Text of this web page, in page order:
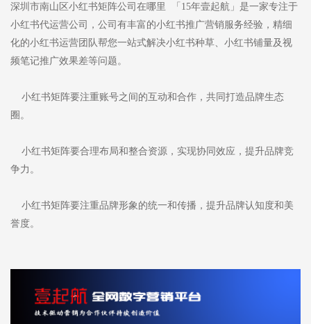
深圳市南山区小红书矩阵公司在哪里 「15年壹起航」是一家专注于
小红书代运营公司，公司有丰富的小红书推广营销服务经验，精细
化的小红书运营团队帮您一站式解决小红书种草、小红书铺量及视
频笔记推广效果差等问题。
小红书矩阵要注重账号之间的互动和合作，共同打造品牌生态
圈。
小红书矩阵要合理布局和整合资源，实现协同效应，提升品牌竞
争力。
小红书矩阵要注重品牌形象的统一和传播，提升品牌认知度和美
誉度。